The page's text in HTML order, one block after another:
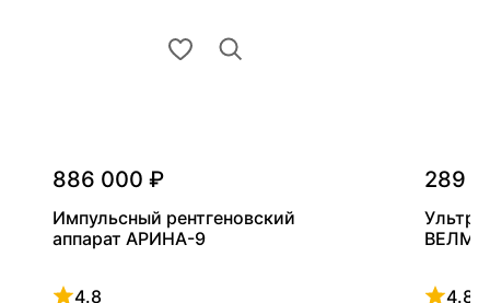
886 000 ₽
Импульсный рентгеновский
аппарат АРИНА-9
4.8
289
4.8